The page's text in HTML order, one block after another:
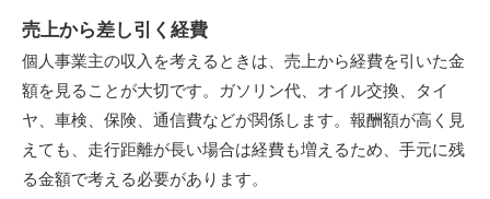
売上から差し引く経費
個人事業主の収入を考えるときは、売上から経費を引いた金
額を見ることが大切です。ガソリン代、オイル交換、タイ
ヤ、車検、保険、通信費などが関係します。報酬額が高く見
えても、走行距離が長い場合は経費も増えるため、手元に残
る金額で考える必要があります。